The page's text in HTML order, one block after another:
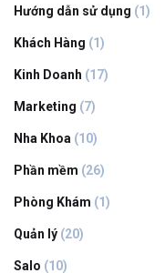
Hướng dẫn sử dụng (1)
Khách Hàng (1)
Kinh Doanh (17)
Marketing (7)
Nha Khoa (10)
Phần mềm (26)
Phòng Khám (1)
Quản lý (20)
Salo (10)